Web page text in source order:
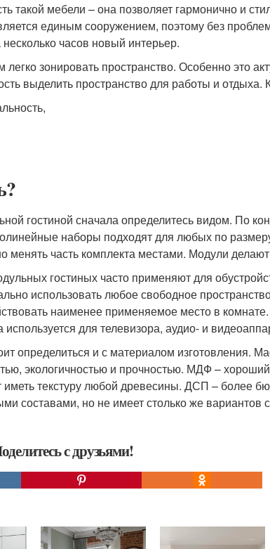
такой мебели – она позволяет гармонично и
единым сооружением, поэтому без
часов новый интерьер.
зонировать пространство. Особенно это
выделить пространство для работы и отдыха.
гостиной сначала определитесь видом. По
наборы подходят для любых по
часть комплекта местами. Модули делают
гостиных часто применяют для
использовать любое свободное
наименее применяемое место в
для телевизора, аудио- и
определиться и с материалом изготовления.
экологичностью и прочностью. МДФ –
текстуру любой древесины. ДСП – более
составами, но не имеет столько же
с друзьями!